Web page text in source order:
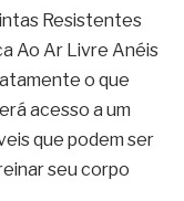
Resistentes
Ao Ar Livre Anéis
o que
acesso a um
​​que podem ser
seu corpo